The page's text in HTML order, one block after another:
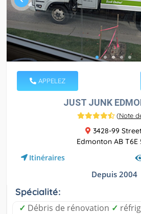
APPELEZ
JUST JUNK
(Note
3428-99
Edmonton AB T6E
Itinéraires
Depuis 2004
Spécialité:
✓ Débris de rénovation ✓